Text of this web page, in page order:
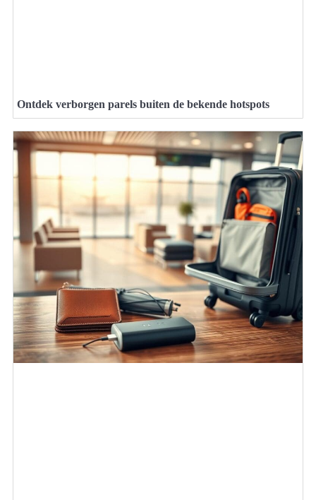
Ontdek verborgen parels buiten de bekende hotspots